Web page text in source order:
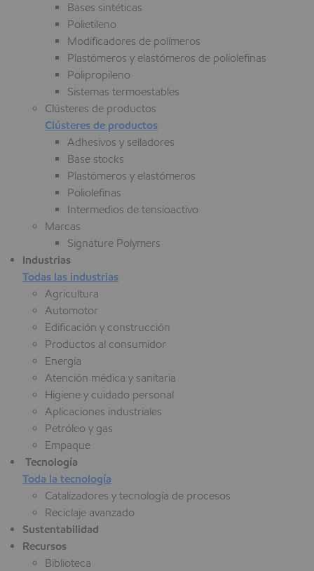
Bases sintéticas
Polietileno
Modificadores de polímeros
Plastómeros y elastómeros de poliolefinas
Polipropileno
Sistemas termoestables
Clústeres de productos
Clústeres de productos
Adhesivos y selladores
Base stocks
Plastómeros y elastómeros
Poliolefinas
Intermedios de tensioactivo
Marcas
Signature Polymers
Industrias
Todas las industrias
Agricultura
Automotor
Edificación y construcción
Productos al consumidor
Energía
Atención médica y sanitaria
Higiene y cuidado personal
Aplicaciones industriales
Petróleo y gas
Empaque
Tecnología
Toda la tecnología
Catalizadores y tecnología de procesos
Reciclaje avanzado
Sustentabilidad
Recursos
Biblioteca